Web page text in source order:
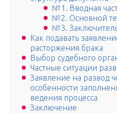
№1. Вводная
№2. Основной
№3.
Как подавать
расторжения брака
Выбор судебного
Частные ситуации
Заявление на развод
особенности
ведения процесса
Заключение